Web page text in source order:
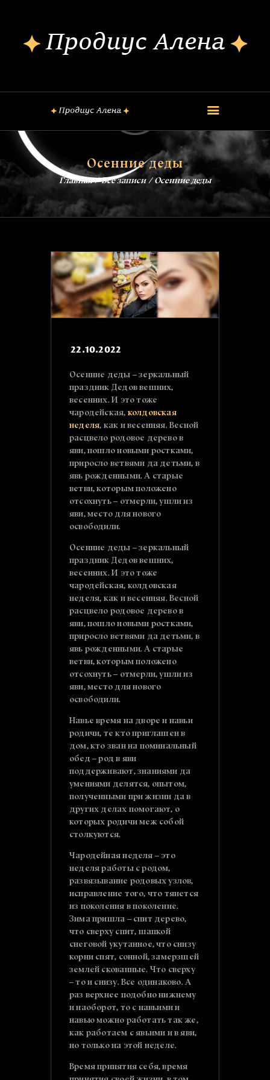
Осенние деды
Главная Все записи Осенние деды
ШКОЛА МАГИИ
ЗАГОВОРЫ
БЛОГ
КОНТАКТЫ
22.10.2022
Осенние деды – зеркальный
праздник Дедов вешних,
весенних. И это тоже
чародейская, колдовская
неделя, как и весенняя. Весной
расцвело родовое дерево в
яви, пошло новыми ростками,
приросло ветвями да детьми, в
явь рожденными. А старые
ветви, которым положено
отсохнуть – отмерли, ушли из
яви, место для нового
освободили.
Осенние деды – зеркальный
праздник Дедов вешних,
весенних. И это тоже
чародейская, колдовская
неделя, как и весенняя. Весной
расцвело родовое дерево в
яви, пошло новыми ростками,
приросло ветвями да детьми, в
явь рожденными. А старые
ветви, которым положено
отсохнуть – отмерли, ушли из
яви, место для нового
освободили.
Навье время на дворе и навьи
родичи, те кто приглашен в
дом, кто зван на поминальный
обед – род в яви
поддерживают, знаниями да
умениями делятся, опытом,
полученными при жизни да в
других делах помогают, о
которых родичи меж собой
столкуются.
Чародейная неделя – это
неделя работы с родом,
развязывание родовых узлов,
исправление того, что тянется
из поколения в поколение.
Зима пришла – спит дерево,
что сверху спит, шапкой
снеговой укутанное, что снизу
корни спят, сонной, замерзшей
землей скованные. Что сверху
– то и снизу. Все одинаково. А
раз верхнее подобно нижнему
и наоборот, то с навьими и
навью можно работать так же,
как работаем с явьими и в яви,
но только на этой неделе.
Время принятия себя, время